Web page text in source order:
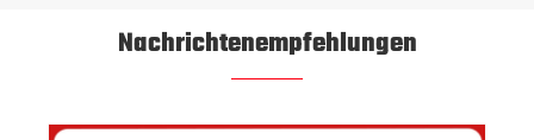
Nachrichtenempfehlungen